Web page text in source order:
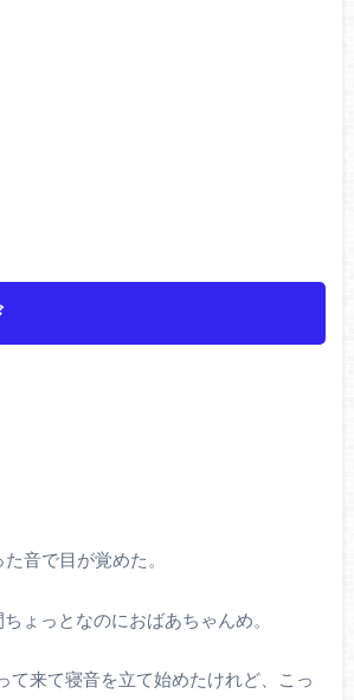
音で目が覚めた。
ょっとなのにおばあちゃんめ。
て来て寝音を立て始めたけれど、こっ